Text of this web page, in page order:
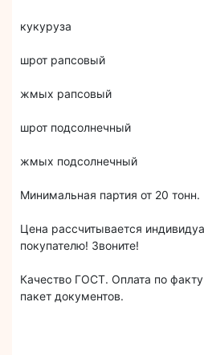
кукуруза
шрот рапсовый
жмых рапсовый
шрот подсолнечный
жмых подсолнечный
Минимальная партия от 20 тонн.
Цена рассчитывается
покупателю! Звоните!
Качество ГОСТ. Оплата по
пакет документов.